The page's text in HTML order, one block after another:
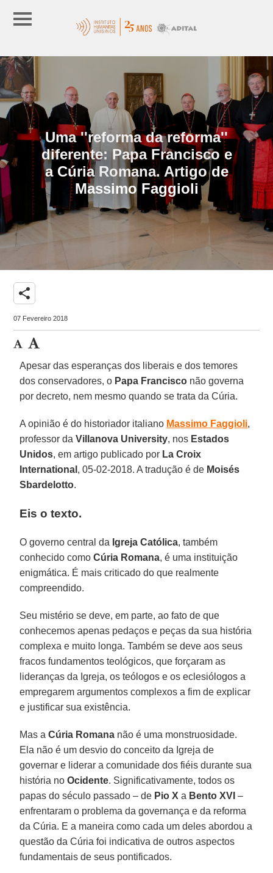
Uma ''reforma da reforma''
diferente: Papa Francisco e
a Cúria Romana. Artigo de
Massimo Faggioli
share
07 Fevereiro 2018
Apesar das esperanças dos liberais e dos temores
dos conservadores, o Papa Francisco não governa
por decreto, nem mesmo quando se trata da Cúria.
A opinião é do historiador italiano Massimo Faggioli,
professor daVillanova University, nos Estados
Unidos, em artigo publicado por La Croix
International , 05-02-2018. A tradução é de Moisés
Sbardelotto.
Eis o texto.
O governo central da Igreja Católica, também
conhecido comoCúria Romana, é uma instituição
enigmática. É mais criticado do que realmente
compreendido.
Seu mistério se deve, em parte, ao fato de que
conhecemos apenas pedaços e peças da sua história
complexa e muito longa. Também se deve aos seus
fracos fundamentos teológicos, que forçaram as
lideranças da Igreja, os teólogos e os eclesiólogos a
empregarem argumentos complexos a fim de explicar
e justificar sua existência.
Mas aCúria Romana não é uma monstruosidade.
Ela não é um desvio do conceito da Igreja de
governar e liderar a comunidade dos fiéis durante sua
história noOcidente. Significativamente, todos os
papas do século passado – de Pio Xa Bento XVI –
enfrentaram o problema da governança e da reforma
da Cúria. E a maneira como cada um deles abordou a
questão da Cúria foi indicativa de outros aspectos
fundamentais de seus pontificados.